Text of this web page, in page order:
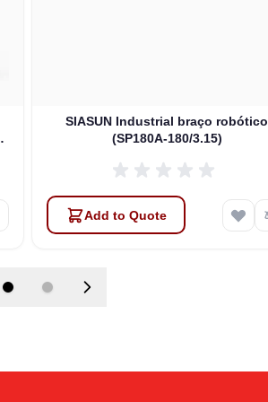
SIASUN Industrial braço robótico
(SP180A-180/3.15)
Add to Quote